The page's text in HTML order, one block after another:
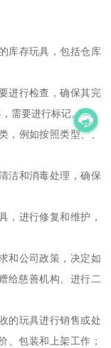
库存玩具，包括仓库
进行检查，确保其完
需要进行标记。
，例如按照类型、、
洁和消毒处理，确保
，进行修复和维护，
和公司政策，决定如
给慈善机构、进行二
的玩具进行销售或处
、包装和上架工作；